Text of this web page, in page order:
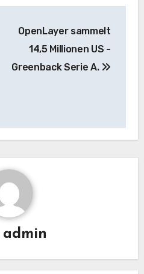
OpenLayer sammelt
14,5 Millionen US -
Greenback Serie A.
admin